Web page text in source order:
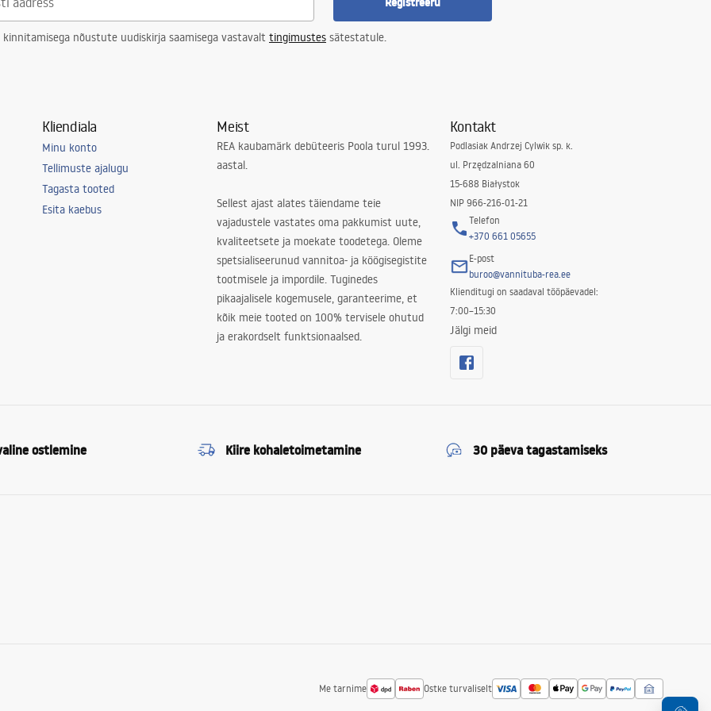
kinnitamisega nõustute uudiskirja saamisega vastavalt tingimustes sätestatule.
Kliendiala
Minu konto
Tellimuste ajalugu
Tagasta tooted
Esita kaebus
Meist
REA kaubamärk debüteeris Poola turul 1993.
aastal.
Sellest ajast alates täiendame teie
vajadustele vastates oma pakkumist uute,
kvaliteetsete ja moekate toodetega. Oleme
spetsialiseerunud vannitoa- ja köögisegistite
tootmisele ja impordile. Tuginedes
pikaajalisele kogemusele, garanteerime, et
kõik meie tooted on 100% tervisele ohutud
ja erakordselt funktsionaalsed.
Kontakt
Podlasiak Andrzej Cylwik sp. k.
ul. Przędzalniana 60
15-688 Białystok
NIP 966-216-01-21
Telefon
+370 661 05655
E-post
buroo@vannituba-rea.ee
Klienditugi on saadaval tööpäevadel:
7:00–15:30
Jälgi meid
ostlemine Kiire kohaletoimetamine 30 päeva tagastamiseks
Me tarnime Ostke turvaliselt